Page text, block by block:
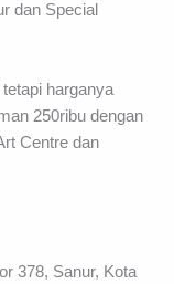
dan Special
harganya
250ribu dengan
Centre dan
378, Sanur, Kota